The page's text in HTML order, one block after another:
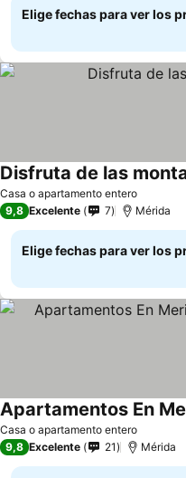
Elige fechas para ver los
Casa o apartamento entero
Disfruta de las
9,8 Excelente 7 Mérida
Elige fechas para ver los
Casa o apartamento entero
Ver precios
9,8 Excelente 21 Mérida